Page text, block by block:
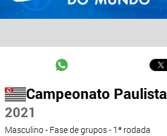
Campeonato Paulista
2021
Masculino - Fase de grupos - 1ª rodada